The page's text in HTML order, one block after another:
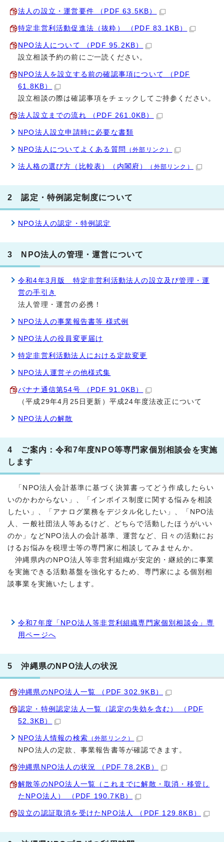
法人の設立・運営要件 （PDF 63.5KB）
特定非営利活動促進法（抜粋） （PDF 83.1KB）
NPO法人について （PDF 95.2KB）
設立相談予約の前にご一読ください。
NPO法人を設立する前の確認事項について （PDF
61.8KB）
設立相談の際は確認事項をチェックしてご持参ください。
法人設立までの流れ （PDF 261.0KB）
NPO法人設立申請時に必要な書類
NPO法人についてよくある質問 （外部リンク）
法人格の選び方（比較表）（内閣府） （外部リンク）
2 認定・特例認定制度について
NPO法人の認定・特例認定
3 NPO法人の管理・運営について
令和4年3月版 特定非営利活動法人の設立及び管理・運
営の手引き
法人管理・運営の必携！
NPO法人の事業報告書等 様式例
NPO法人の役員変更届け
特定非営利活動法人における定款変更
NPO法人運営その他様式集
バナナ通信第54号 （PDF 91.0KB）
（平成29年4月25日更新）平成24年度法改正について
NPO法人の解散
4 ご案内：令和7年度NPO等専門家個別相談会を実施
します
「NPO法人会計基準に基づく決算書ってどう作成したらい
いのかわからない」、「インボイス制度に関する悩みを相談
したい」、「アナログ業務をデジタル化したい」、「NPO法
人、一般社団法人等あるけど、どちらで活動したほうがいい
のか」などNPO法人の会計基準、運営など、日々の活動にお
けるお悩みを税理士等の専門家に相談してみませんか。
沖縄県内のNPO法人等非営利組織が安定的・継続的に事業
を実施できる活動基盤を強化するため、専門家による個別相
談事業を実施いたします。
令和7年度「NPO法人等非営利組織専門家個別相談会」専
用ページへ
5 沖縄県のNPO法人の状況
沖縄県のNPO法人一覧 （PDF 302.9KB）
認定・特例認定法人一覧（認定の失効を含む） （PDF
52.3KB）
NPO法人情報の検索 （外部リンク）
NPO法人の定款、事業報告書等が確認できます。
沖縄県NPO法人の状況 （PDF 78.2KB）
解散等のNPO法人一覧（これまでに解散・取消・移管し
たNPO法人） （PDF 190.7KB）
設立の認証取消を受けたNPO法人 （PDF 129.8KB）